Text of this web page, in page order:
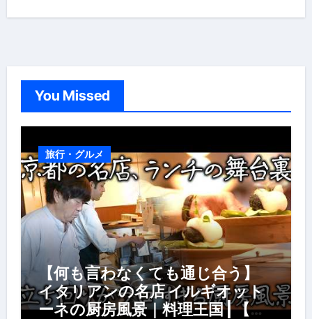
You Missed
旅行・グルメ
【何も言わなくても通じ合う】
イタリアンの名店 イルギオット
ーネの厨房風景｜料理王国 | 【厨